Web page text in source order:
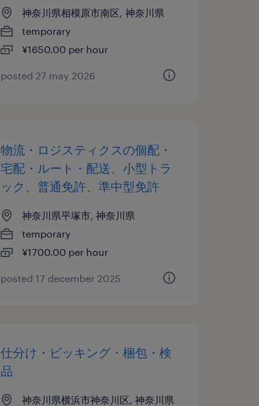
神奈川県相模原市南区, 神奈川県
temporary
¥1650.00 per hour
posted 27 may 2026
物流・ロジスティクスの個配・
宅配・ルート・配送、小型トラ
ック、普通免許、準中型免許
神奈川県平塚市, 神奈川県
temporary
¥1700.00 per hour
posted 17 december 2025
仕分け・ピッキング・梱包・検
品
神奈川県横浜市神奈川区, 神奈川県